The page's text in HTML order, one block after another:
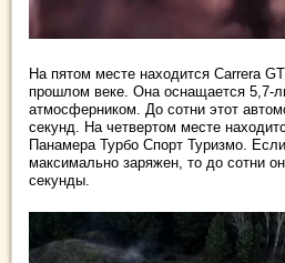
На пятом месте находится Carrera
прошлом веке. Она оснащается 5,7-
атмосферником. До сотни этот
секунд. На четвертом месте
Панамера Турбо Спорт Туризмо.
максимально заряжен, то до сотни
секунды.